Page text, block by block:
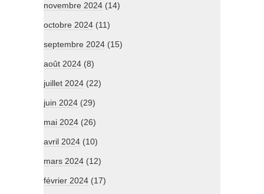
novembre 2024 (14)
octobre 2024 (11)
septembre 2024 (15)
août 2024 (8)
juillet 2024 (22)
juin 2024 (29)
mai 2024 (26)
avril 2024 (10)
mars 2024 (12)
février 2024 (17)